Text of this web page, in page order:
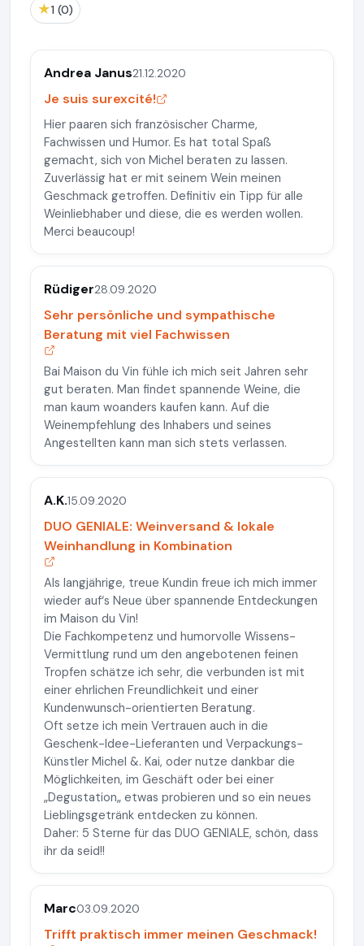
★ 1 (0)
Andrea Janus21.12.2020
Je suis surexcité!
Hier paaren sich französischer Charme,
Fachwissen und Humor. Es hat total Spaß
gemacht, sich von Michel beraten zu lassen.
Zuverlässig hat er mit seinem Wein meinen
Geschmack getroffen. Definitiv ein Tipp für alle
Weinliebhaber und diese, die es werden wollen.
Merci beaucoup!
Rüdiger28.09.2020
Sehr persönliche und sympathische
Beratung mit viel Fachwissen
Bai Maison du Vin fühle ich mich seit Jahren sehr
gut beraten. Man findet spannende Weine, die
man kaum woanders kaufen kann. Auf die
Weinempfehlung des Inhabers und seines
Angestellten kann man sich stets verlassen.
A.K.15.09.2020
DUO GENIALE: Weinversand & lokale
Weinhandlung in Kombination
Als langjährige, treue Kundin freue ich mich immer
wieder auf‘s Neue über spannende Entdeckungen
im Maison du Vin!
Die Fachkompetenz und humorvolle Wissens-
Vermittlung rund um den angebotenen feinen
Tropfen schätze ich sehr, die verbunden ist mit
einer ehrlichen Freundlichkeit und einer
Kundenwunsch-orientierten Beratung.
Oft setze ich mein Vertrauen auch in die
Geschenk-Idee-Lieferanten und Verpackungs-
Künstler Michel &. Kai, oder nutze dankbar die
Möglichkeiten, im Geschäft oder bei einer
„Degustation„ etwas probieren und so ein neues
Lieblingsgetränk entdecken zu können.
Daher: 5 Sterne für das DUO GENIALE, schön, dass
ihr da seid!!
Marc03.09.2020
Trifft praktisch immer meinen Geschmack!